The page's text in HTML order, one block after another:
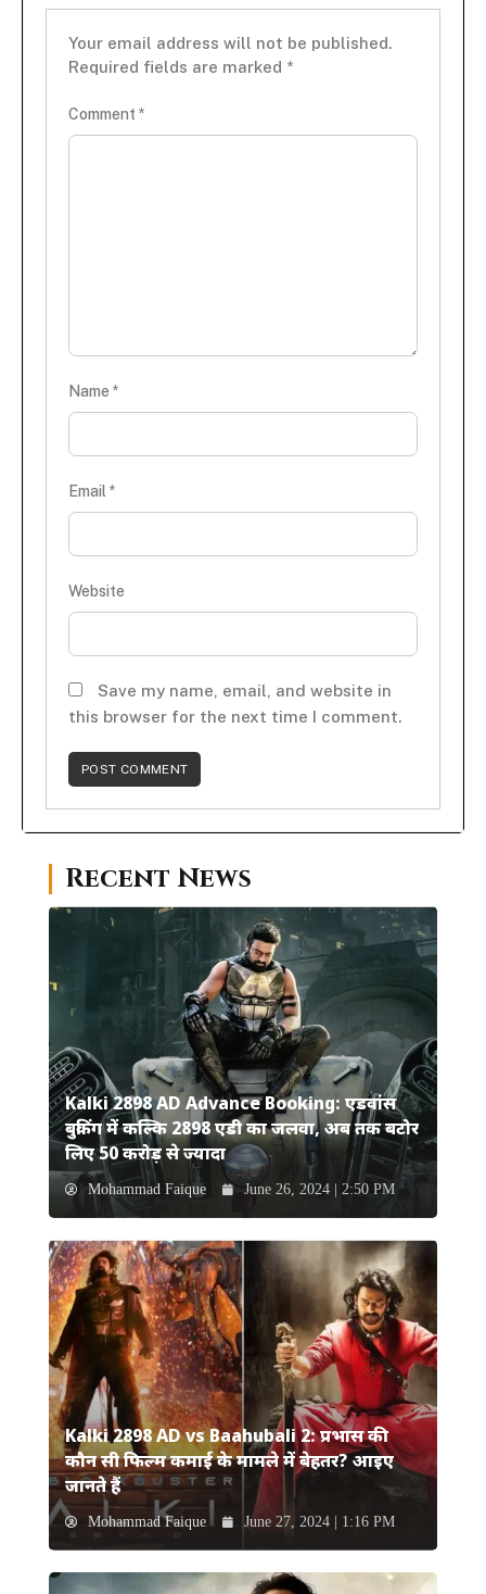
Your email address will not be published.
Required fields are marked *
Comment *
Name *
Email *
Website
Save my name, email, and website in
this browser for the next time I comment.
Recent News
Kalki 2898 AD Advance Booking: एडवांस
बुकिंग में कल्कि 2898 एडी का जलवा, अब तक बटोर
लिए 50 करोड़ से ज्यादा
Mohammad Faique June 26, 2024 | 2:50 PM
Kalki 2898 AD vs Baahubali 2: प्रभास की
कौन सी फिल्म कमाई के मामले में बेहतर? आइए
जानते हैं
Mohammad Faique June 27, 2024 | 1:16 PM